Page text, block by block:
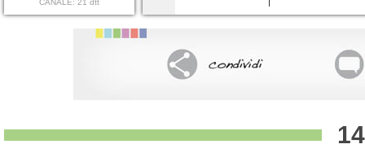
CANALE: 21 dtt